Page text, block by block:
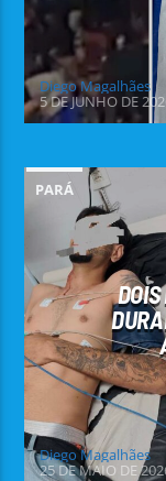
Diego Magalhães
5 DE JUNHO DE
PARÁ
Diego Magalhães
25 DE MAIO DE